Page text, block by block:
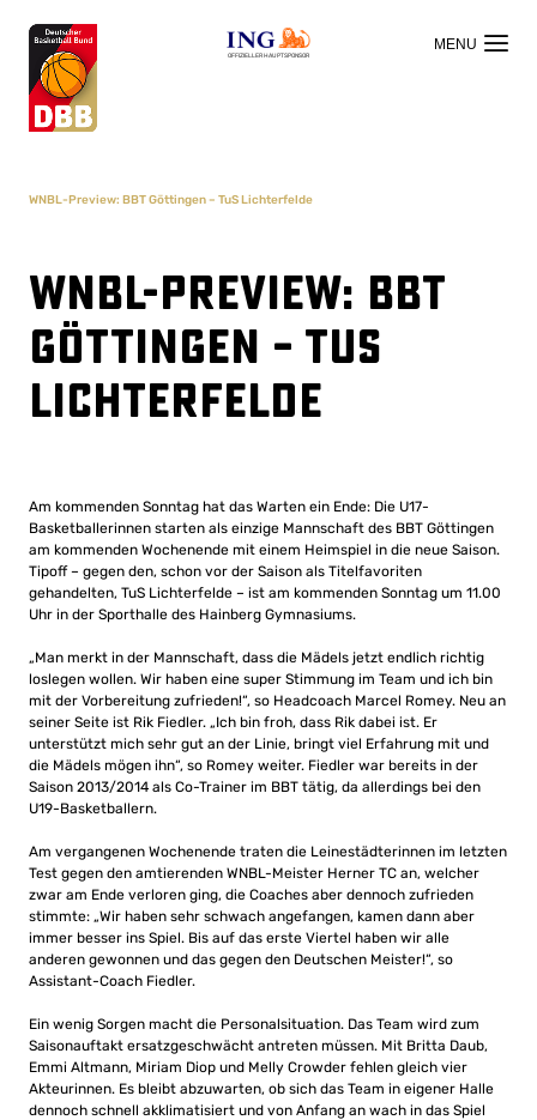
OFFIZIELLER HAUPTSPONSOR
WNBL-Preview: BBT Göttingen – TuS Lichterfelde
WNBL-Preview: BBT
Göttingen – TuS
Lichterfelde
Am kommenden Sonntag hat das Warten ein Ende: Die U17-
Basketballerinnen starten als einzige Mannschaft des BBT Göttingen
am kommenden Wochenende mit einem Heimspiel in die neue Saison.
Tipoff – gegen den, schon vor der Saison als Titelfavoriten
gehandelten, TuS Lichterfelde – ist am kommenden Sonntag um 11.00
Uhr in der Sporthalle des Hainberg Gymnasiums.
„Man merkt in der Mannschaft, dass die Mädels jetzt endlich richtig
loslegen wollen. Wir haben eine super Stimmung im Team und ich bin
mit der Vorbereitung zufrieden!“, so Headcoach Marcel Romey. Neu an
seiner Seite ist Rik Fiedler. „Ich bin froh, dass Rik dabei ist. Er
unterstützt mich sehr gut an der Linie, bringt viel Erfahrung mit und
die Mädels mögen ihn“, so Romey weiter. Fiedler war bereits in der
Saison 2013/2014 als Co-Trainer im BBT tätig, da allerdings bei den
U19-Basketballern.
Am vergangenen Wochenende traten die Leinestädterinnen im letzten
Test gegen den amtierenden WNBL-Meister Herner TC an, welcher
zwar am Ende verloren ging, die Coaches aber dennoch zufrieden
stimmte: „Wir haben sehr schwach angefangen, kamen dann aber
immer besser ins Spiel. Bis auf das erste Viertel haben wir alle
anderen gewonnen und das gegen den Deutschen Meister!“, so
Assistant-Coach Fiedler.
Ein wenig Sorgen macht die Personalsituation. Das Team wird zum
Saisonauftakt ersatzgeschwächt antreten müssen. Mit Britta Daub,
Emmi Altmann, Miriam Diop und Melly Crowder fehlen gleich vier
Akteurinnen. Es bleibt abzuwarten, ob sich das Team in eigener Halle
dennoch schnell akklimatisiert und von Anfang an wach in das Spiel